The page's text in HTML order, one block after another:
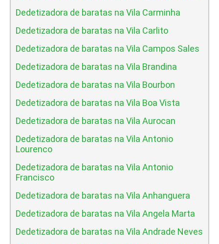
Dedetizadora de baratas na Vila Carminha
Dedetizadora de baratas na Vila Carlito
Dedetizadora de baratas na Vila Campos Sales
Dedetizadora de baratas na Vila Brandina
Dedetizadora de baratas na Vila Bourbon
Dedetizadora de baratas na Vila Boa Vista
Dedetizadora de baratas na Vila Aurocan
Dedetizadora de baratas na Vila Antonio
Lourenco
Dedetizadora de baratas na Vila Antonio
Francisco
Dedetizadora de baratas na Vila Anhanguera
Dedetizadora de baratas na Vila Angela Marta
Dedetizadora de baratas na Vila Andrade Neves